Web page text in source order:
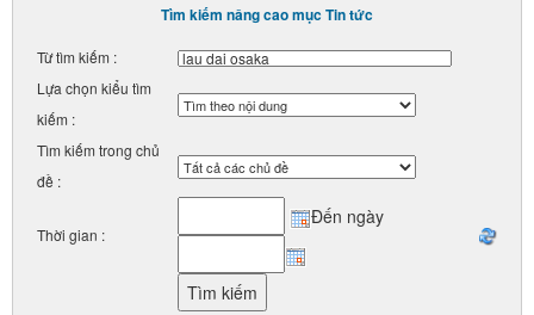
Tìm kiếm nâng cao mục Tin tức
Từ tìm kiếm :
Lựa chọn kiểu tìm
kiếm :
Tìm kiếm trong chủ
đề :
Thời gian :
Đến ngày